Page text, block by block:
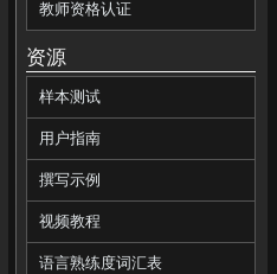
教师资格认证
资源
样本测试
用户指南
撰写示例
视频教程
语言熟练度词汇表